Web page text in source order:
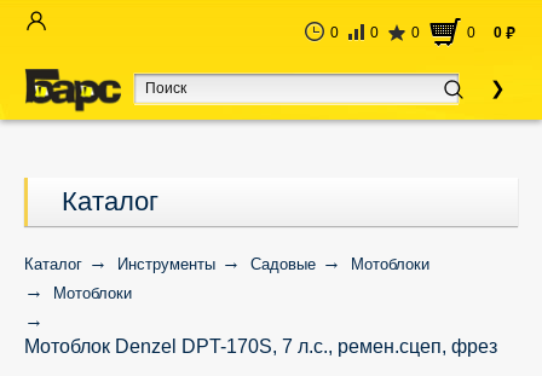
0 0 0 0 0 руб
Каталог
Каталог Инструменты Садовые
Мотоблоки
Мотоблоки
Мотоблок Denzel DPT-170S, 7 л.с., ремен.сцеп, фрез